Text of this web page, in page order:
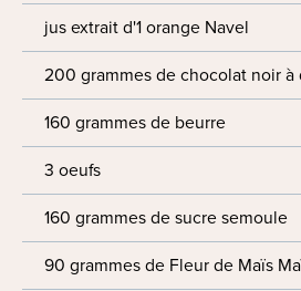
jus extrait d'1 orange Navel
200 grammes de chocolat noir à
160 grammes de beurre
3 oeufs
160 grammes de sucre semoule
90 grammes de Fleur de Maïs